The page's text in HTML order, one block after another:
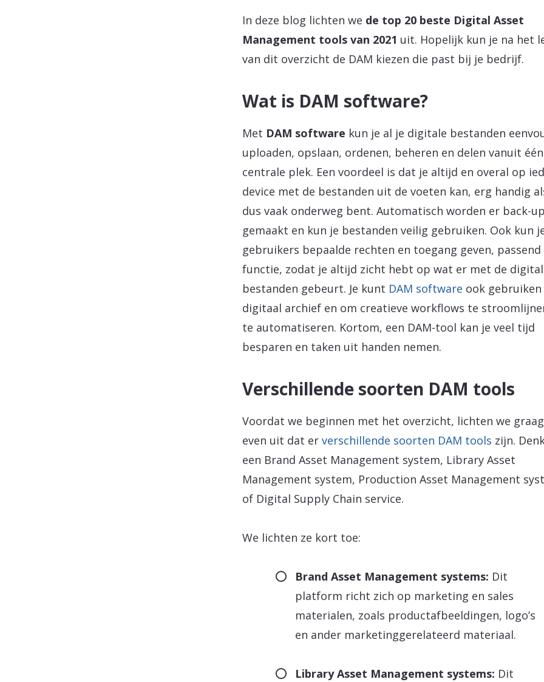
In deze blog lichten we de top 20 beste Digital Asset
Management tools van 2021 uit. Hopelijk kun je na het
van dit overzicht de DAM kiezen die past bij je bedrijf.
Wat is DAM software?
Met DAM software kun je al je digitale bestanden
uploaden, opslaan, ordenen, beheren en delen vanuit één
centrale plek. Een voordeel is dat je altijd en overal op
device met de bestanden uit de voeten kan, erg handig
dus vaak onderweg bent. Automatisch worden er back-
gemaakt en kun je bestanden veilig gebruiken. Ook kun
gebruikers bepaalde rechten en toegang geven,
functie, zodat je altijd zicht hebt op wat er met de
bestanden gebeurt. Je kunt DAM software ook gebruiken
digitaal archief en om creatieve workflows te
te automatiseren. Kortom, een DAM-tool kan je veel tijd
besparen en taken uit handen nemen.
Verschillende soorten DAM tools
Voordat we beginnen met het overzicht, lichten we
even uit dat er verschillende soorten DAM tools zijn.
een Brand Asset Management system, Library Asset
Management system, Production Asset Management
of Digital Supply Chain service.
We lichten ze kort toe:
Brand Asset Management systems: Dit
platform richt zich op marketing en sales
materialen, zoals productafbeeldingen, logo’s
en ander marketinggerelateerd materiaal.
Library Asset Management systems: Dit